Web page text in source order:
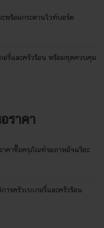
พร้อมกระดานไวท์บอร์ด
อรี่และครัวร้อน พร้อมชุดควบคุม
ราคา
าคาซื้อครุภัณฑ์จอภาพอัจฉริยะ
รครัวเบเกอรี่และครัวร้อน